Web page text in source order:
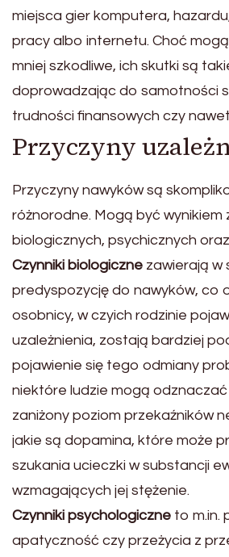
miejsca gier komputera,
pracy albo internetu. Choć
mniej szkodliwe, ich skutki są
doprowadzając do samotności
trudności finansowych czy
Przyczyny
Przyczyny nawyków są
różnorodne. Mogą być wynikiem
biologicznych, psychicznych
Czynniki biologiczne zawierają w
predyspozycję do nawyków, co
osobnicy, w czyich rodzinie
uzależnienia, zostają bardziej
pojawienie się tego odmiany
niektóre ludzie mogą odznaczać
zaniżony poziom przekaźników
jakie są dopamina, które może
szukania ucieczki w substancji
wzmagających jej stężenie.
Czynniki psychologiczne to m.in.
apatyczność czy przeżycia z